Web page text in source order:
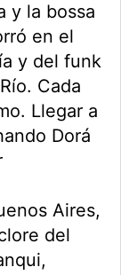
y la bossa
en el
y del funk
Cada
Llegar a
Dorá
Aires,
del